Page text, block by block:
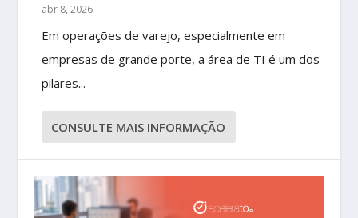
abr 8, 2026
Em operações de varejo, especialmente em
empresas de grande porte, a área de TI é um dos
pilares...
CONSULTE MAIS INFORMAÇÃO